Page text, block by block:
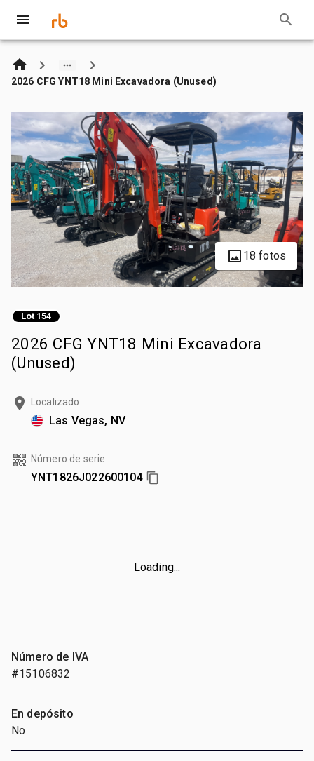
2026 CFG YNT18 Mini Excavadora (Unused)
18 fotos
Lot 154
2026 CFG YNT18 Mini Excavadora
(Unused)
Localizado
Las Vegas, NV
Número de serie
YNT1826J022600104
Loading...
Número de IVA
#15106832
En depósito
No